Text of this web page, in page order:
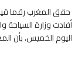
أفادت وزارة السياحة
اليوم الخميس، بأن